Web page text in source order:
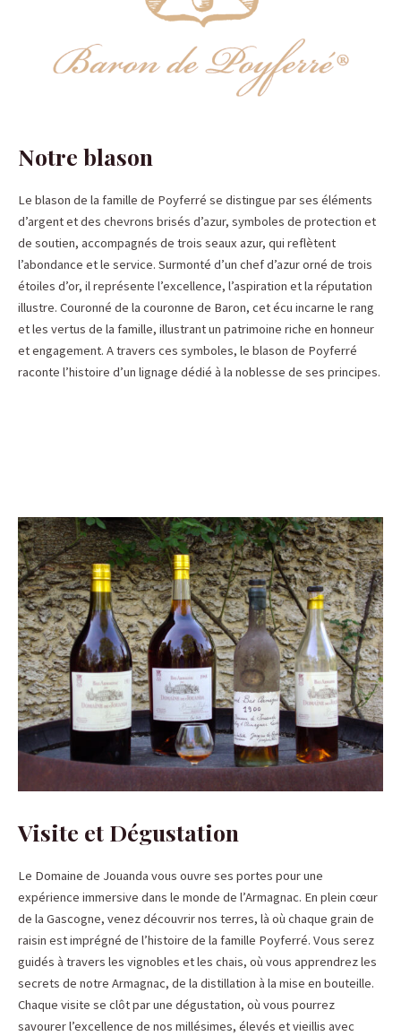
Notre blason
Le blason de la famille de Poyferré se distingue par ses éléments
d’argent et des chevrons brisés d’azur, symboles de protection et
de soutien, accompagnés de trois seaux azur, qui reflètent
l’abondance et le service. Surmonté d’un chef d’azur orné de trois
étoiles d’or, il représente l’excellence, l’aspiration et la réputation
illustre. Couronné de la couronne de Baron, cet écu incarne le rang
et les vertus de la famille, illustrant un patrimoine riche en honneur
et engagement. A travers ces symboles, le blason de Poyferré
raconte l’histoire d’un lignage dédié à la noblesse de ses principes.
Visite et Dégustation
Le Domaine de Jouanda vous ouvre ses portes pour une
expérience immersive dans le monde de l’Armagnac. En plein cœur
de la Gascogne, venez découvrir nos terres, là où chaque grain de
raisin est imprégné de l’histoire de la famille Poyferré. Vous serez
guidés à travers les vignobles et les chais, où vous apprendrez les
secrets de notre Armagnac, de la distillation à la mise en bouteille.
Chaque visite se clôt par une dégustation, où vous pourrez
savourer l’excellence de nos millésimes, élevés et vieillis avec